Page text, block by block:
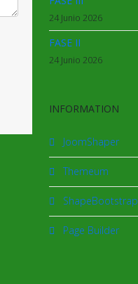
24 Junio 2026
FASE II
24 Junio 2026
INFORMATION
JoomShaper
Themeum
ShapeBootstrap
Page Builder